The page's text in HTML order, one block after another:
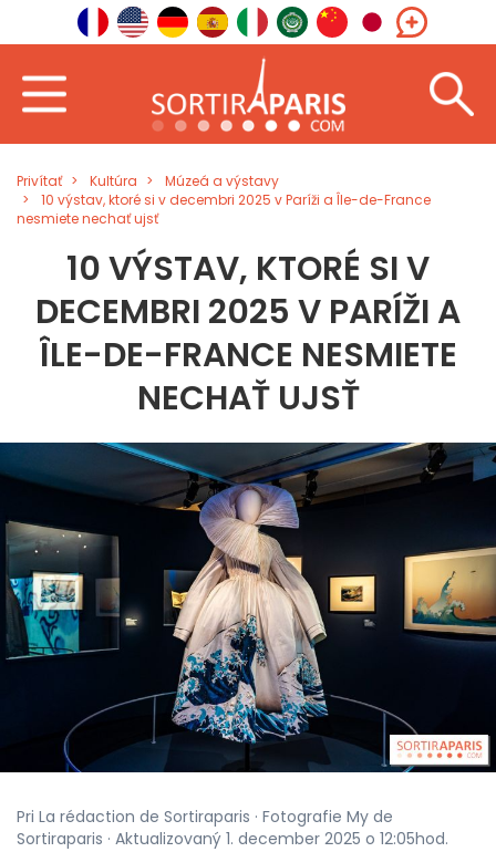
Privítať Kultúra
Múzeá a výstavy
10 výstav, ktoré si v decembri 2025 v Paríži a Île-de-France
nesmiete nechať ujsť
10 VÝSTAV, KTORÉ SI V
DECEMBRI 2025 V PARÍŽI A
ÎLE-DE-FRANCE NESMIETE
NECHAŤ UJSŤ
Pri La rédaction de Sortiraparis · Fotografie My de
Sortiraparis · Aktualizovaný 1. december 2025 o 12:05hod.